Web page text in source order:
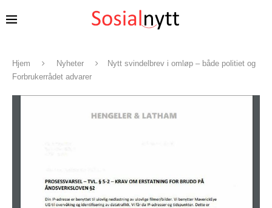
Hjem Nyheter
Nytt svindelbrev i omløp – både politiet og
Forbrukerrådet advarer